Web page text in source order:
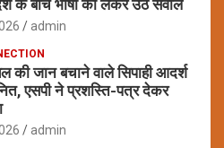
के बीच भाषा को लेकर उठे सवाल
admin
की जान बचाने वाले सिपाही आदर्श
एसपी ने प्रशस्ति-पत्र देकर
admin